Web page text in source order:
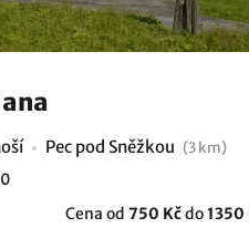
Pec pod Sněžkou (3 km)
Cena od 750 Kčdo1350